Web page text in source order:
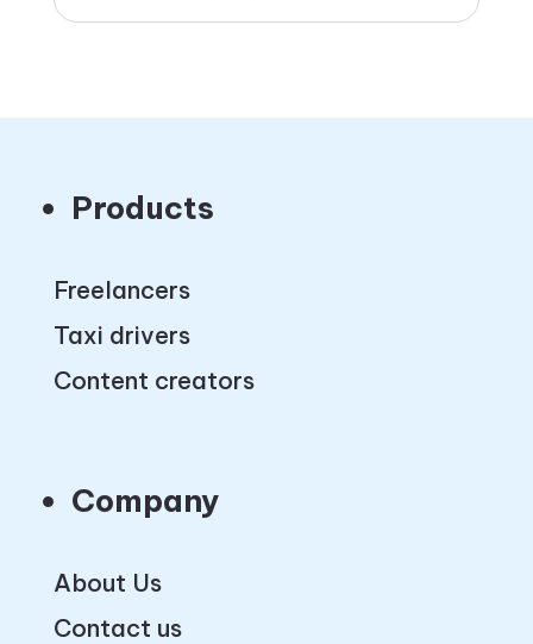
Products
Freelancers
Taxi drivers
Content creators
Company
About Us
Contact us